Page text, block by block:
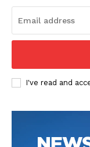
I've read and